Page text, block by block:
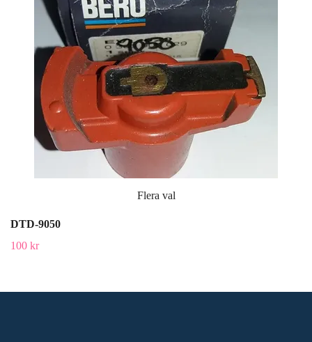
Flera val
DTD-9050
100 kr